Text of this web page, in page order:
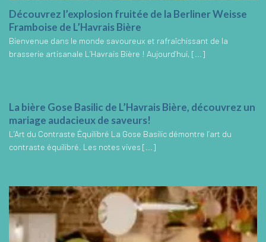
Découvrez l’explosion fruitée de la Berliner Weisse
Framboise de L’Havrais Bière
Bienvenue dans le monde savoureux et rafraîchissant de la
brasserie artisanale L’Havrais Bière ! Aujourd’hui, [...]
La bière Gose Basilic de L’Havrais Bière, découvrez un
mariage audacieux de saveurs!
L’Art du Contraste Équilibré La Gose Basilic démontre l’art du
contraste équilibré. Les notes vives [...]